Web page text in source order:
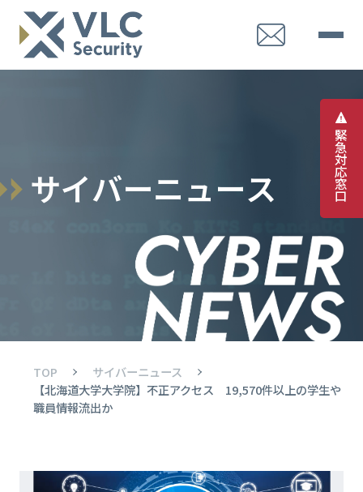
緊
急
対
応
窓
口
サイバーニュース
TOP
サイバーニュース
【北海道大学大学院】不正アクセス 19,570件以上の学生や
職員情報流出か